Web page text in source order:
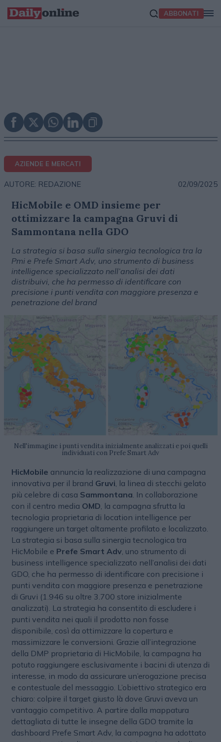
ABBONATI
AZIENDE E MERCATI
AUTORE: REDAZIONE 02/09/2025
HicMobile e OMD insieme per
ottimizzare la campagna Gruvi di
Sammontana nella GDO
La strategia si basa sulla sinergia tecnologica tra la
Pmi e Prefe Smart Adv, uno strumento di business
intelligence specializzato nell’analisi dei dati
distribuivi, che ha permesso di identificare con
precisione i punti vendita con maggiore presenza e
penetrazione del brand
Nell'immagine i punti vendita inizialmente analizzati e poi quelli
individuati con Prefe Smart Adv
HicMobile annuncia la realizzazione di una campagna
innovativa per il brand Gruvi , la linea di stecchi gelato
più celebre di casa Sammontana . In collaborazione
con il centro media OMD , la campagna sfrutta la
tecnologia proprietaria di location intelligence per
raggiungere un target altamente profilato e localizzato.
La strategia si basa sulla sinergia tecnologica tra
HicMobile e Prefe Smart Adv, uno strumento di
business intelligence specializzato nell’analisi dei dati
GDO, che ha permesso di identificare con precisione i
punti vendita con maggiore presenza e penetrazione
di Gruvi (1.946 su oltre 3.700 store inizialmente
analizzati). La strategia ha consentito di escludere i
punti vendita nei quali il prodotto non fosse
disponibile, così da ottimizzare la copertura e
massimizzare le conversioni. Grazie all’integrazione
della DMP proprietaria di HicMobile, la campagna ha
potuto raggiungere esclusivamente i bacini di utenza di
interesse, in modo da assicurare un’erogazione precisa
e contestuale del messaggio. L’obiettivo strategico era
chiaro: colpire il target giusto là dove Gruvi aveva un
vantaggio competitivo. A partire dalla mappatura
dettagliata di tutte le insegne della GDO tramite la
dashboard Prefe Smart Adv, la campagna ha adottato